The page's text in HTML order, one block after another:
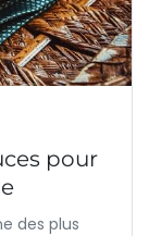
pour
des plus